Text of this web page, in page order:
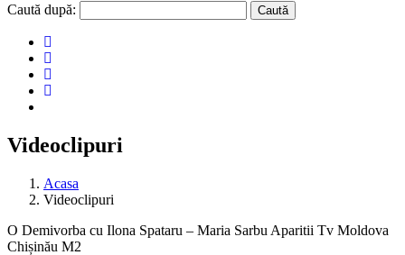
Caută după:
Videoclipuri
Acasa
Videoclipuri
O Demivorba cu Ilona Spataru – Maria Sarbu Aparitii Tv Moldova
Chișinău M2